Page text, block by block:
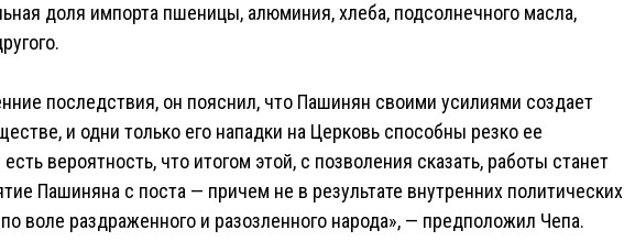
доля импорта пшеницы, алюминия, хлеба, подсолнечного масла,
последствия, он пояснил, что Пашинян своими усилиями создает
и одни только его нападки на Церковь способны резко ее
вероятность, что итогом этой, с позволения сказать, работы станет
Пашиняна с поста — причем не в результате внутренних политических
воле раздраженного и разозленного народа», — предположил Чепа.